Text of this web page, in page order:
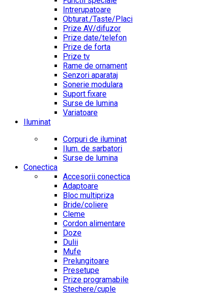
Intrerupatoare
Obturat./Taste/Placi
Prize AV/difuzor
Prize date/telefon
Prize de forta
Prize tv
Rame de ornament
Senzori aparataj
Sonerie modulara
Suport fixare
Surse de lumina
Variatoare
Iluminat
Corpuri de iluminat
Ilum. de sarbatori
Surse de lumina
Conectica
Accesorii conectica
Adaptoare
Bloc multipriza
Bride/coliere
Cleme
Cordon alimentare
Doze
Dulii
Mufe
Prelungitoare
Presetupe
Prize programabile
Stechere/cuple